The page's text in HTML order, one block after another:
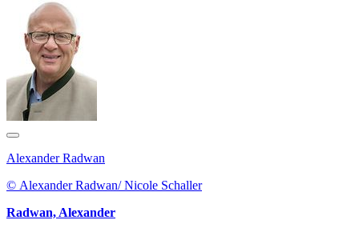
Alexander Radwan
© Alexander Radwan/ Nicole Schaller
Radwan, Alexander